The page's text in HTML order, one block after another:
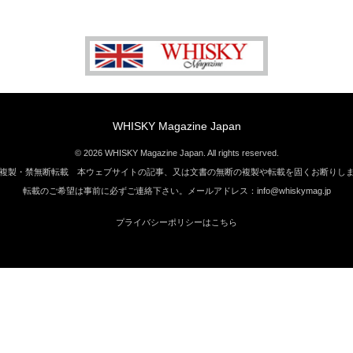
WHISKY Magazine Japan
© 2026 WHISKY Magazine Japan. All rights reserved.
製・禁無断転載 本ウェブサイトの記事、又は文書の無断の複製や転載を固くお断りし
転載のご希望は事前に必ずご連絡下さい。メールアドレス：info@whiskymag.jp
プライバシーポリシーはこちら